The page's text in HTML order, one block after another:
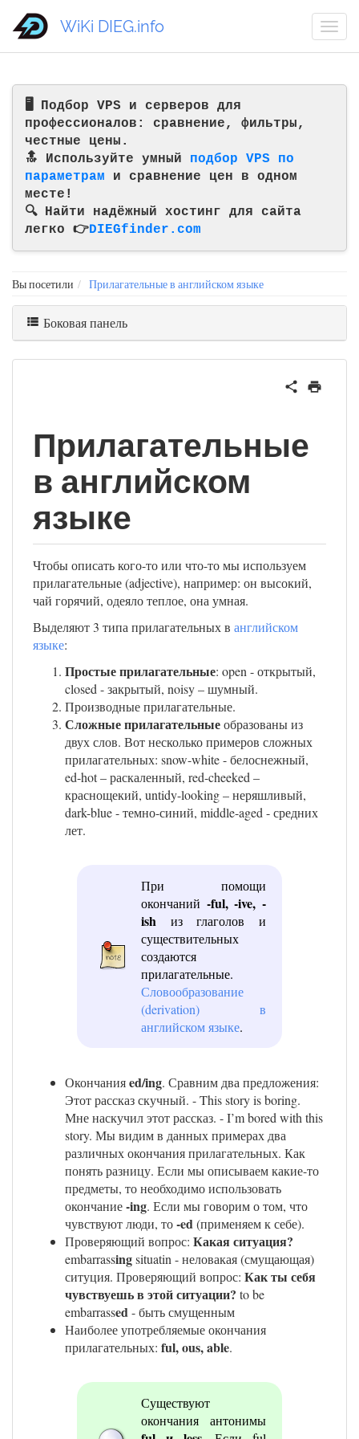
🖥️ Подбор VPS и серверов для
профессионалов: сравнение, фильтры,
честные цены.
🔝 Используйте умный подбор VPS по
параметрам и сравнение цен в одном
месте!
🔍 Найти надёжный хостинг для сайта
легко 👉DIEGfinder.com
WiKi DIEG.info
Вы посетили Прилагательные в английском языке
Боковая панель
Прилагательные
в английском
языке
Чтобы описать кого-то или что-то мы используем
прилагательные (adjective), например: он высокий,
чай горячий, одеяло теплое, она умная.
Выделяют 3 типа прилагательных в английском
языке:
Простые прилагательные: open - открытый,
closed - закрытый, noisy – шумный.
Производные прилагательные.
Сложные прилагательныеобразованы из
двух слов. Вот несколько примеров сложных
прилагательных: snow-white - белоснежный,
ed-hot – раскаленный, red-cheeked –
краснощекий, untidy-looking – неряшливый,
dark-blue - темно-синий, middle-aged - средних
лет.
При помощи
окончаний -ful, -ive, -
ish из глаголов и
существительных
создаются
прилагательные.
Словообразование
(derivation) в
английском языке.
Окончанияed/ing. Сравним два предложения:
Этот рассказ скучный. - This story is boring.
Мне наскучил этот рассказ. - I’m bored with this
story. Мы видим в данных примерах два
различных окончания прилагательных. Как
понять разницу. Если мы описываем какие-то
предметы, то необходимо использовать
окончание-ing. Если мы говорим о том, что
чувствуют люди, то-ed(применяем к себе).
Проверяющий вопрос: Какая ситуация?
embarrassingsituatin - неловакая (смущающая)
ситуция. Проверяющий вопрос: Как ты себя
чувствуешь в этой ситуации? to be
embarrassed- быть смущенным
Наиболее употребляемые окончания
прилагательных: ful, ous, able.
Существуют
окончания антонимы